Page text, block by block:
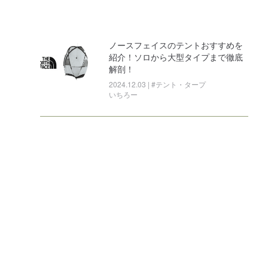
ノースフェイスのテントおすすめを
紹介！ソロから大型タイプまで徹底
解剖！
2024.12.03 | #テント・タープ
いちろー